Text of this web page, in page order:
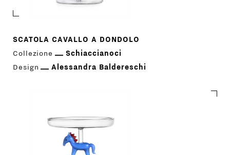
SCATOLA CAVALLO A DONDOLO
Collezione
Schiaccianoci
Design
Alessandra Baldereschi